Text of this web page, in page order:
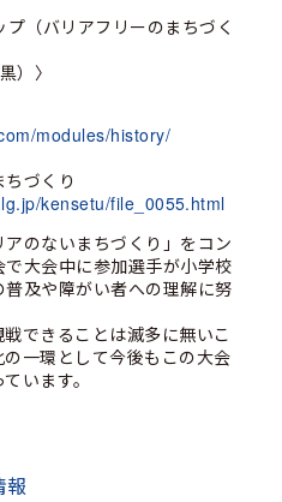
）〉
modules/history/
づくり
kensetu/file_0055.html
のないまちづくり」をコン
大会中に参加選手が小学校
及や障がい者への理解に努
できることは滅多に無いこ
一環として今後もこの大会
います。
報